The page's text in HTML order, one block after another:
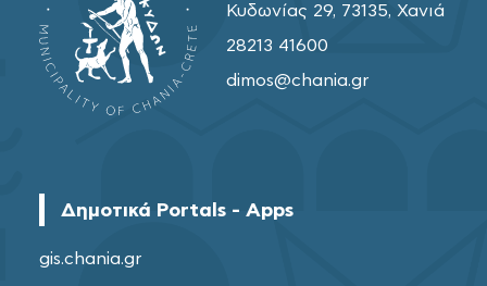
Κυδωνίας 29, 73135, Χανιά
28213 41600
dimos@chania.gr
Δημοτικά Portals - Apps
gis.chania.gr